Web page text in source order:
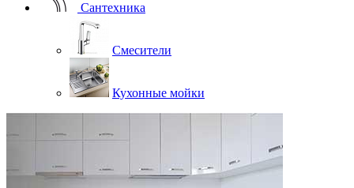
Сантехника
Смесители
Кухонные мойки